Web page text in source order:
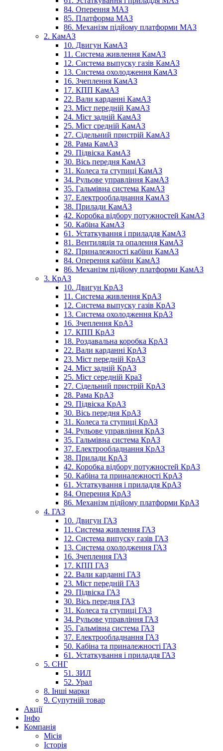
84. Оперення МАЗ
85. Платформа МАЗ
86. Механізм підйому платформи МАЗ
2. КамАЗ
10. Двигун КамАЗ
11. Система живлення КамАЗ
12. Система выпуску газів КамАЗ
13. Система охолодження КамАЗ
16. Зчеплення КамАЗ
17. КПП КамАЗ
22. Вали карданні КамАЗ
23. Міст передній КамАЗ
24. Міст задній КамАЗ
25. Міст средній КамАЗ
27. Сідельний пристрій КамАЗ
28. Рама КамАЗ
29. Підвіска КамАЗ
30. Вісь передня КамАЗ
31. Колеса та ступиці КамАЗ
34. Рульове управління КамАЗ
35. Гальмівна система КамАЗ
37. Електрообладнання КамАЗ
38. Прилади КамАЗ
42. Коробка відбору потужностей КамАЗ
50. Кабіна КамАЗ
61. Устаткування і приладдя КамАЗ
81. Вентиляція та опалення КамАЗ
82. Приналежності кабіни КамАЗ
84. Оперення кабіни КамАЗ
86. Механізм підйому платформи КамАЗ
3. КрАЗ
10. Двигун КрАЗ
11. Система живлення КрАЗ
12. Система выпуску газів КрАЗ
13. Система охолодження КрАЗ
16. Зчеплення КрАЗ
17. КПП КрАЗ
18. Роздавальна коробка КрАЗ
22. Вали карданні КрАЗ
23. Міст передній КрАЗ
24. Міст задній КрАЗ
25. Міст середній КраЗ
27. Сідельний пристрій КрАЗ
28. Рама КрАЗ
29. Підвіска КрАЗ
30. Вісь передня КрАЗ
31. Колеса та ступиці КрАЗ
34. Рульове управління КрАЗ
35. Гальмівна система КрАЗ
37. Електрообладнання КрАЗ
38. Прилади КрАЗ
42. Коробка відбору потужностей КрАЗ
50. Кабіна та приналежності КрАЗ
61. Устаткування і приладдя КрАЗ
84. Оперення КрАЗ
86. Механізм підйому платформи КрАЗ
4. ГАЗ
10. Двигун ГАЗ
11. Система живлення ГАЗ
12. Система випуску газів ГАЗ
13. Система охолодження ГАЗ
16. Зчеплення ГАЗ
17. КПП ГАЗ
22. Вали карданні ГАЗ
23. Міст передній ГАЗ
29. Підвіска ГАЗ
30. Вісь передня ГАЗ
31. Колеса та ступиці ГАЗ
34. Рульове управління ГАЗ
35. Гальмівна система ГАЗ
37. Електрообладнання ГАЗ
50. Кабіна та приналежності ГАЗ
61. Устаткування і приладдя ГАЗ
5. СНГ
51. ЗИЛ
52. Урал
8. Інші марки
9. Супутній товар
Акції
Інфо
Компанія
Місія
Історія